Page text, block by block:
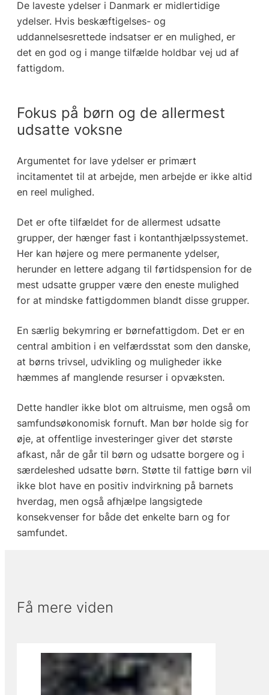
De laveste ydelser i Danmark er midlertidige
ydelser. Hvis beskæftigelses- og
uddannelsesrettede indsatser er en mulighed, er
det en god og i mange tilfælde holdbar vej ud af
fattigdom.
Fokus på børn og de allermest
udsatte voksne
Argumentet for lave ydelser er primært
incitamentet til at arbejde, men arbejde er ikke altid
en reel mulighed.
Det er ofte tilfældet for de allermest udsatte
grupper, der hænger fast i kontanthjælpssystemet.
Her kan højere og mere permanente ydelser,
herunder en lettere adgang til førtidspension for de
mest udsatte grupper være den eneste mulighed
for at mindske fattigdommen blandt disse grupper.
En særlig bekymring er børnefattigdom. Det er en
central ambition i en velfærdsstat som den danske,
at børns trivsel, udvikling og muligheder ikke
hæmmes af manglende resurser i opvæksten.
Dette handler ikke blot om altruisme, men også om
samfundsøkonomisk fornuft. Man bør holde sig for
øje, at offentlige investeringer giver det største
afkast, når de går til børn og udsatte borgere og i
særdeleshed udsatte børn. Støtte til fattige børn vil
ikke blot have en positiv indvirkning på barnets
hverdag, men også afhjælpe langsigtede
konsekvenser for både det enkelte barn og for
samfundet.
Få mere viden